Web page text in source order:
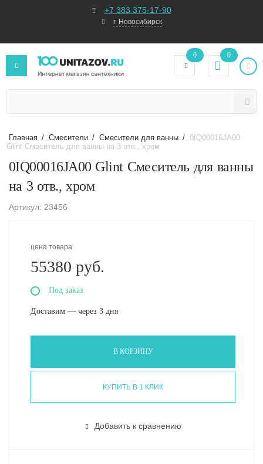
+7 383 375-17-90
г. Новосибирск
0 0
Главная / Смесители / Смесители для ванны / 0IQ00016JA00
Glint Смеситель для ванны на 3 отв., хром
0IQ00016JA00 Glint Смеситель для ванны
на 3 отв., хром
Артикул: 23456
цена товара
55380 руб.
Под заказ
Доставим — через 3 дня
В КОРЗИНУ
КУПИТЬ В 1 КЛИК
Добавить к сравнению